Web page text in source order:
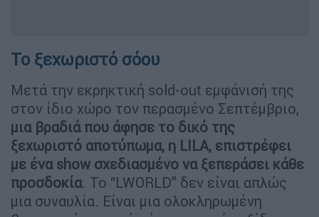
Το ξεχωριστό σόου
Μετά την εκρηκτική sold-out εμφάνισή της
στον ίδιο χώρο τον περασμένο Σεπτέμβριο,
μια βραδιά που άφησε το δικό της
ξεχωριστό αποτύπωμα, η LILA, επιστρέφει
με ένα show σχεδιασμένο να ξεπεράσει κάθε
προσδοκία. Το “LWORLD” δεν είναι απλώς
μια συναυλία. Είναι μια ολοκληρωμένη